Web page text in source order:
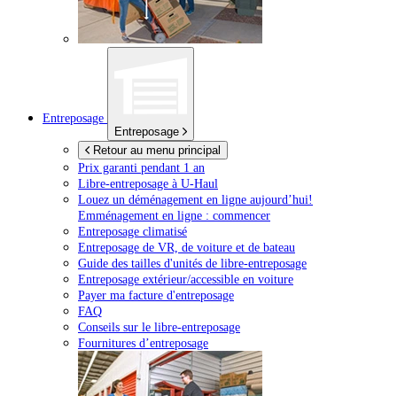
Entreposage
Entreposage
Retour au menu principal
Prix garanti pendant 1 an
Libre-entreposage à U-Haul
Louez un déménagement en ligne aujourd’hui!
Emménagement en ligne : commencer
Entreposage climatisé
Entreposage de VR, de voiture et de bateau
Guide des tailles d'unités de libre-entreposage
Entreposage extérieur/accessible en voiture
Payer ma facture d'entreposage
FAQ
Conseils sur le libre-entreposage
Fournitures d’entreposage